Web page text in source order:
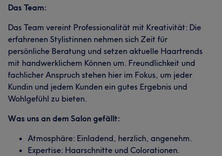
Das Team:
Das Team vereint Professionalität mit Kreativität: Die
erfahrenen Stylistinnen nehmen sich Zeit für
persönliche Beratung und setzen aktuelle Haartrends
mit handwerklichem Können um. Freundlichkeit und
fachlicher Anspruch stehen hier im Fokus, um jeder
Kundin und jedem Kunden ein gutes Ergebnis und
Wohlgefühl zu bieten.
Was uns an dem Salon gefällt:
Atmosphäre: Einladend, herzlich, angenehm.
Expertise: Haarschnitte und Colorationen.